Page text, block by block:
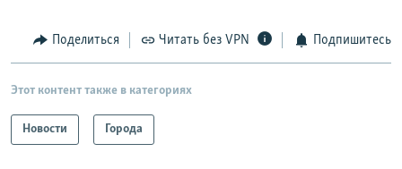
Поделиться Читать без VPN Подпишитесь
Этот контент также в категориях
Новости Города